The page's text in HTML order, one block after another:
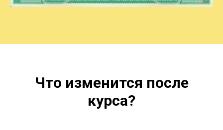
Что изменится после
курса?